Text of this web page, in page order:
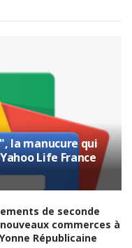
la manucure qui
Life France
de seconde
commerces à
Républicaine